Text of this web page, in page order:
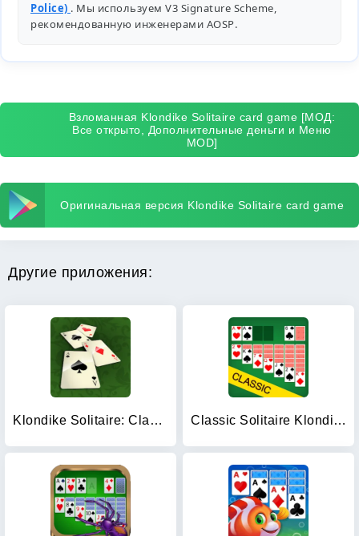
Police) . Мы используем V3 Signature Scheme,
рекомендованную инженерами AOSP.
Взломанная Klondike Solitaire card game [МОД:
Все открыто, Дополнительные деньги и Меню
MOD]
Оригинальная версия Klondike Solitaire card game
Другие приложения:
Klondike Solitaire: Classic Classic Solitaire Klondike